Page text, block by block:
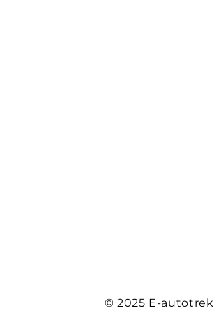
© 2025 E-autotrek